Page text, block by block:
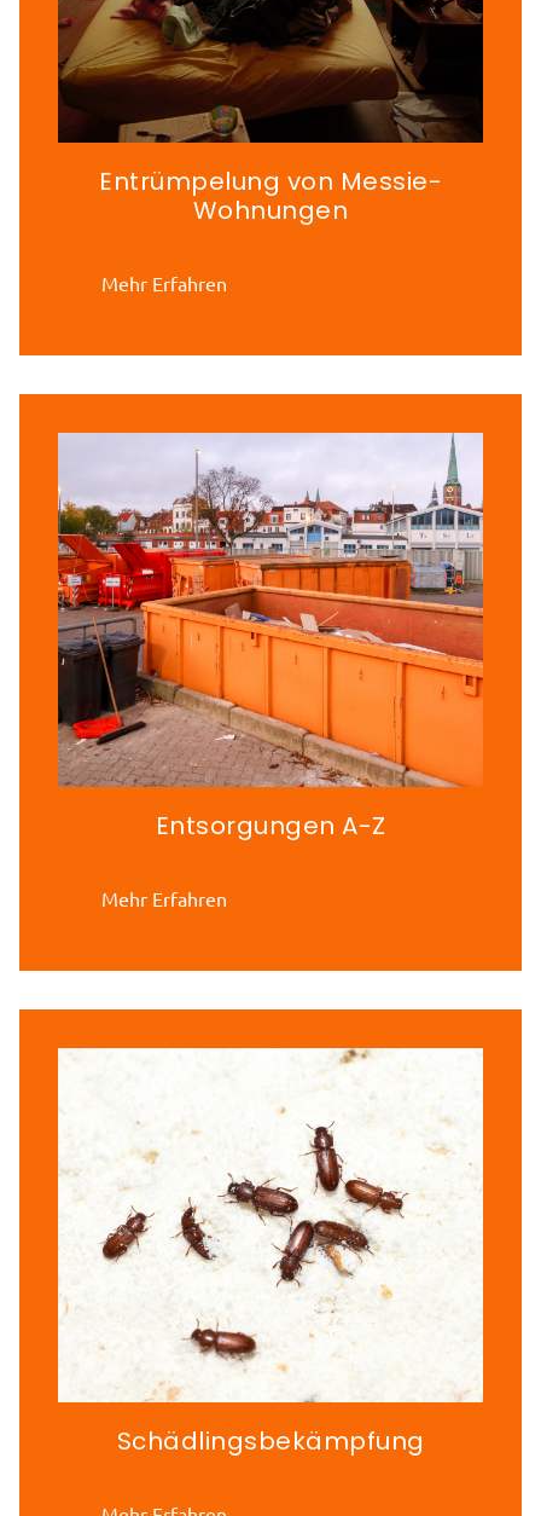
Entrümpelung von Messie-
Wohnungen
Mehr Erfahren
Entsorgungen A-Z
Mehr Erfahren
Schädlingsbekämpfung